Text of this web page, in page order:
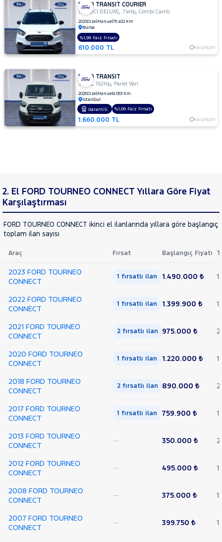
FORD TRANSIT COURIER
1.5 TDCI DELUXE,74Hp,Combi Camlı
2023DizelManuel75.402 Km
Bursa
610.000 TL Karşılaştır
%1,99 Faiz Fırsatı
FORD TRANSIT
350 L,162Hp, Panel Van
2025DizelManuel6.053 Km
İstanbul
1.660.000 TL Karşılaştır
Garantili %1,99 Faiz Fırsatı
2. El FORD TOURNEO CONNECT Yıllara Göre Fiyat
Karşılaştırması
FORD TOURNEO CONNECT ikinci el ilanlarında yıllara göre başlangıç
toplam ilan sayısı
Araç Fırsat Başlangıç Fiyatı
2023 FORD TOURNEO
CONNECT
1 fırsatlı ilan 1.490.000 ₺ 1
2022 FORD TOURNEO
CONNECT
1 fırsatlı ilan 1.399.900 ₺ 1
2021 FORD TOURNEO
CONNECT
2 fırsatlı ilan 975.000 ₺ 2
2020 FORD TOURNEO
CONNECT
1 fırsatlı ilan 1.220.000 ₺ 1
2018 FORD TOURNEO
CONNECT
2 fırsatlı ilan 890.000 ₺ 2
2017 FORD TOURNEO
CONNECT
1 fırsatlı ilan 759.900 ₺ 1
2013 FORD TOURNEO
CONNECT
— 350.000 ₺ 2
2012 FORD TOURNEO
CONNECT
— 495.000 ₺ 1
2008 FORD TOURNEO
CONNECT
— 375.000 ₺ 1
2007 FORD TOURNEO
CONNECT
— 399.750 ₺ 1